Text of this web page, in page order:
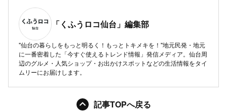
「くふうロコ仙台」編集部
"仙台の暮らしをもっと明るく！もっとトキメキを！"地元民発・地元
に一番密着した「今すぐ使えるトレンド情報」発信メディア。仙台周
辺のグルメ・人気ショップ・お出かけスポットなどの生活情報をタイ
ムリーにお届けします。
記事TOPへ戻る